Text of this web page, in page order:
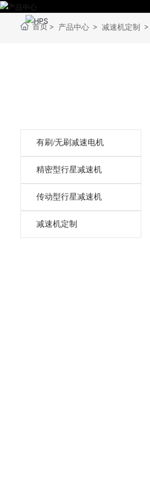
首页 产品中心 减速机定制
有刷/无刷减速电机
精密型行星减速机
传动型行星减速机
减速机定制